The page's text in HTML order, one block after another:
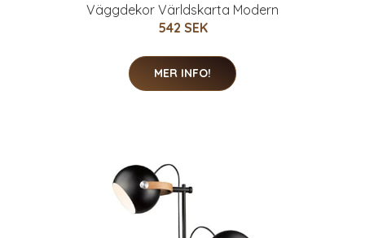
Väggdekor Världskarta Modern
542 SEK
MER INFO!